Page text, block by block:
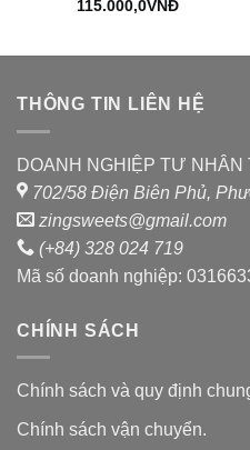
Được
0
sao
115.000,0VNĐ
THÔNG TIN LIÊN HỆ
DOANH NGHIỆP TƯ NHÂN
702/58 Điện Biên Phủ,
zingsweets@gmail.com
(+84) 328 024 719
Mã số doanh nghiệp:
CHÍNH SÁCH
Chính sách và quy định
Chính sách vận chuyển.